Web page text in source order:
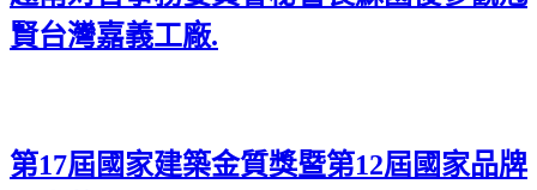
賢台灣嘉義工廠.
第17屆國家建築金質獎暨第12屆國家品牌